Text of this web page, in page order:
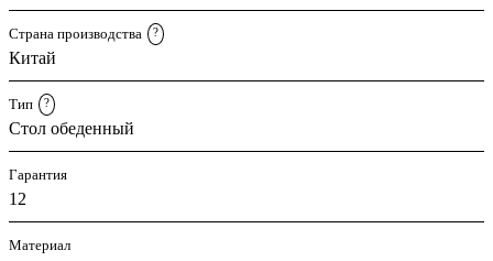
Страна производства ?
Китай
Тип ?
Стол обеденный
Гарантия
12
Материал